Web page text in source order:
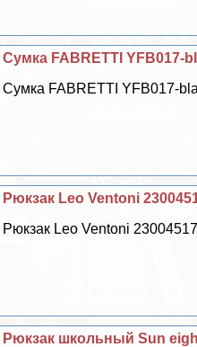
Сумка FABRETTI YFB017-
Сумка FABRETTI YFB017-
Рюкзак Leo Ventoni
Рюкзак Leo Ventoni
Рюкзак школьный Sun